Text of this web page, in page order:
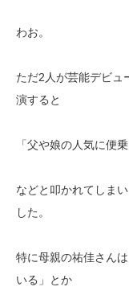
わお。
ただ2人が芸能デビュ
演すると
「父や娘の人気に便
などと叩かれてしま
した。
特に母親の祐佳さん
いる」とか